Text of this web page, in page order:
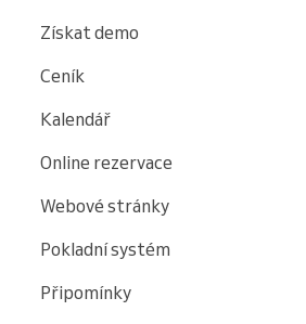
Získat demo
Ceník
Kalendář
Online rezervace
Webové stránky
Pokladní systém
Připomínky